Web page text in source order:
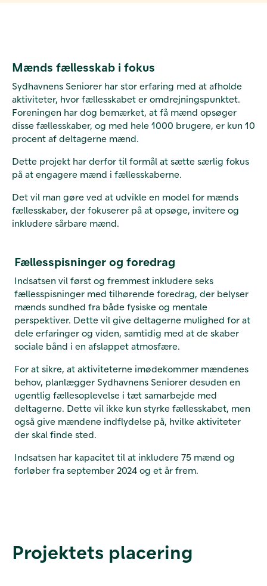
Mænds fællesskab i fokus
Sydhavnens Seniorer har stor erfaring med at afholde
aktiviteter, hvor fællesskabet er omdrejningspunktet.
Foreningen har dog bemærket, at få mænd opsøger
disse fællesskaber, og med hele 1000 brugere, er kun 10
procent af deltagerne mænd.
Dette projekt har derfor til formål at sætte særlig fokus
på at engagere mænd i fællesskaberne.
Det vil man gøre ved at udvikle en model for mænds
fællesskaber, der fokuserer på at opsøge, invitere og
inkludere sårbare mænd.
Fællesspisninger og foredrag
Indsatsen vil først og fremmest inkludere seks
fællesspisninger med tilhørende foredrag, der belyser
mænds sundhed fra både fysiske og mentale
perspektiver. Dette vil give deltagerne mulighed for at
dele erfaringer og viden, samtidig med at de skaber
sociale bånd i en afslappet atmosfære.
For at sikre, at aktiviteterne imødekommer mændenes
behov, planlægger Sydhavnens Seniorer desuden en
ugentlig fællesoplevelse i tæt samarbejde med
deltagerne. Dette vil ikke kun styrke fællesskabet, men
også give mændene indflydelse på, hvilke aktiviteter
der skal finde sted.
Indsatsen har kapacitet til at inkludere 75 mænd og
forløber fra september 2024 og et år frem.
Projektets placering